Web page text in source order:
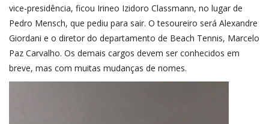
vice-presidência, ficou Irineo Izidoro Classmann, no lugar de
Pedro Mensch, que pediu para sair. O tesoureiro será Alexandre
Giordani e o diretor do departamento de Beach Tennis, Marcelo
Paz Carvalho. Os demais cargos devem ser conhecidos em
breve, mas com muitas mudanças de nomes.